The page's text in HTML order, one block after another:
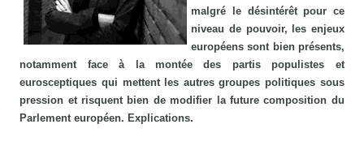
malgré le désintérêt pour ce
niveau de pouvoir, les enjeux
européens sont bien présents,
notamment face à la montée des partis populistes et
eurosceptiques qui mettent les autres groupes politiques sous
pression et risquent bien de modifier la future composition du
Parlement européen. Explications.